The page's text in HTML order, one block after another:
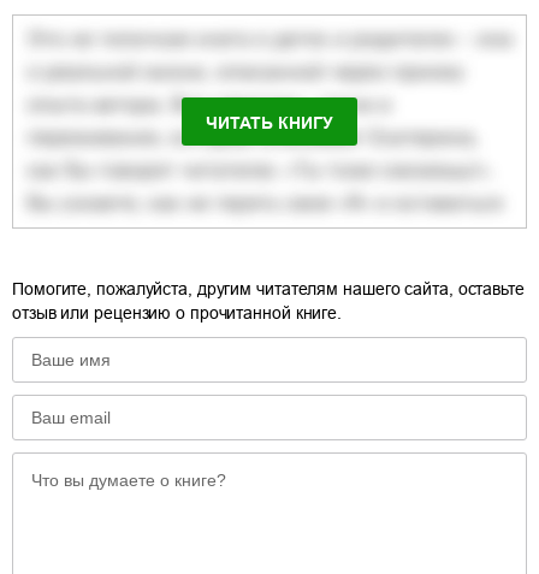
ЧИТАТЬ КНИГУ
Помогите, пожалуйста, другим читателям нашего сайта, оставьте
отзыв или рецензию о прочитанной книге.